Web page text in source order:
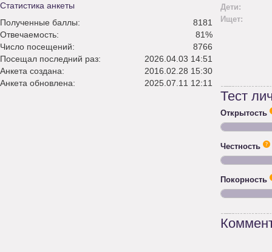
Статистика анкеты
Полученные баллы:
8181
Отвечаемость:
81%
Число посещений:
8766
Посещал последний раз:
2026.04.03 14:51
Анкета создана:
2016.02.28 15:30
Анкета обновлена:
2025.07.11 12:11
Дети:
Ищет:
Тест
Открытость
Честность
Покорность